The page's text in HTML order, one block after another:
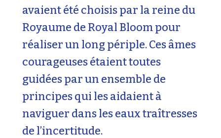
avaient été choisis par la reine du
Royaume de Royal Bloom pour
réaliser un long périple. Ces âmes
courageuses étaient toutes
guidées par un ensemble de
principes qui les aidaient à
naviguer dans les eaux traîtresses
de l’incertitude.